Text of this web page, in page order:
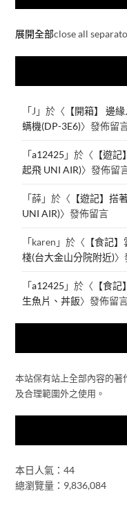
展開全部close all
「J 」於〈 【開箱】 邊
螨機(DP-3E6)〉發佈留
「a12425 」於〈 【遊
起飛 UNI AIR)〉發佈留
「薛」於〈 【遊記】搭
UNI AIR)〉發佈留言
「karen 」於〈 【食記
棧(台大金山分院附近)〉
「a12425 」於〈 【食
生魚片、丼飯〉發佈留
本站保有站上全部內容的著
及合理範圍外之使用。
本日人氣：44
總瀏覽量：9,836,084